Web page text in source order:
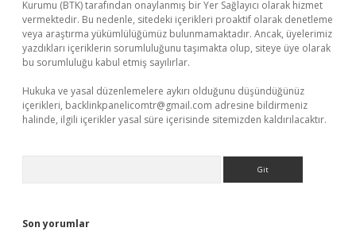
Kurumu (BTK) tarafından onaylanmış bir Yer Sağlayıcı olarak hizmet
vermektedir. Bu nedenle, sitedeki içerikleri proaktif olarak denetleme
veya araştırma yükümlülüğümüz bulunmamaktadır. Ancak, üyelerimiz
yazdıkları içeriklerin sorumluluğunu taşımakta olup, siteye üye olarak
bu sorumluluğu kabul etmiş sayılırlar.
Hukuka ve yasal düzenlemelere aykırı olduğunu düşündüğünüz
içerikleri, backlinkpanelicomtr@gmail.com adresine bildirmeniz
halinde, ilgili içerikler yasal süre içerisinde sitemizden kaldırılacaktır.
Son yorumlar